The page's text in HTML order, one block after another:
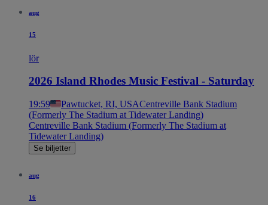
aug
15
lör
2026 Island Rhodes Music Festival - Saturday
19:59 Pawtucket, RI, USACentreville Bank Stadium
(Formerly The Stadium at Tidewater Landing)
Centreville Bank Stadium (Formerly The Stadium at
Tidewater Landing)
Se biljetter
aug
16